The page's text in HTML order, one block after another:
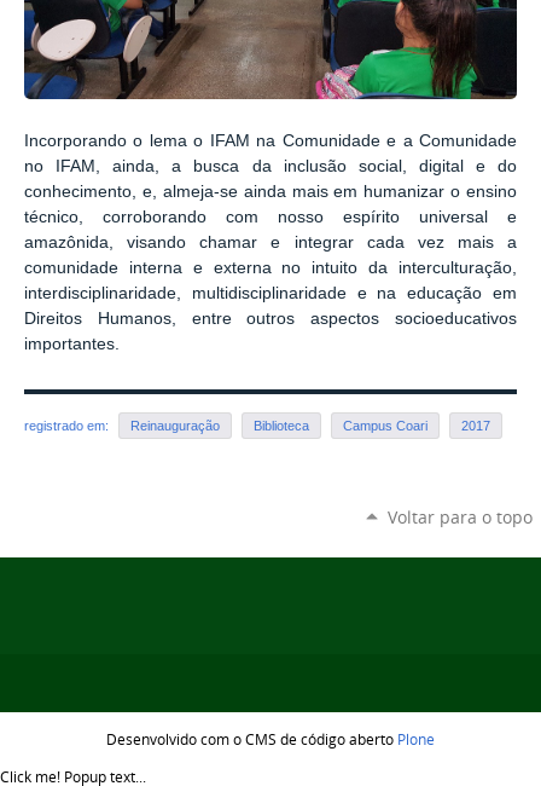
Incorporando o lema o IFAM na Comunidade e a Comunidade
no IFAM, ainda, a busca da inclusão social, digital e do
conhecimento, e, almeja-se ainda mais em humanizar o ensino
técnico, corroborando com nosso espírito universal e
amazônida, visando chamar e integrar cada vez mais a
comunidade interna e externa no intuito da interculturação,
interdisciplinaridade, multidisciplinaridade e na educação em
Direitos Humanos, entre outros aspectos socioeducativos
importantes.
registrado em: Reinauguração Biblioteca Campus Coari 2017
Voltar para o topo
Desenvolvido com o CMS de código aberto Plone
Click me! Popup text...